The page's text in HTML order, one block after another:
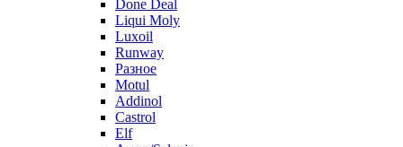
Done Deal
Liqui Moly
Luxoil
Runway
Разное
Motul
Addinol
Castrol
Elf